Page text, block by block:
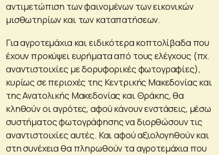
αντιμετώπιση των φαινομένων των εικονικών
μισθωτηρίων και των καταπατήσεων.
Για αγροτεμάχια και ειδικότερα κοπτολίβαδα που
έχουν προκύψει ευρήματα από τους ελέγχους (πχ.
αναντιστοιχίες με δορυφορικές φωτογραφίες),
κυρίως σε περιοχές της Κεντρικής Μακεδονίας και
της Ανατολικής Μακεδονίας και Θράκης, θα
κληθούν οι αγρότες, αφού κάνουν ενστάσεις, μέσω
συστήματος φωτογράφησης να διορθώσουν τις
αναντιστοιχίες αυτές. Και αφού αξιολογηθούν και
στη συνέχεια θα πληρωθούν τα αγροτεμάχια που